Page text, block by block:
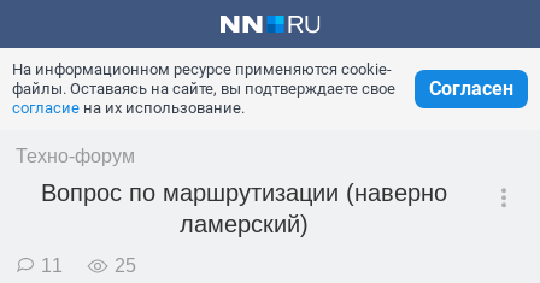
На информационном ресурсе применяются cookie-
файлы. Оставаясь на сайте, вы подтверждаете свое
согласие на их использование.
Согласен
Техно-форум
Вопрос по маршрутизации (наверно
ламерский)
11 25